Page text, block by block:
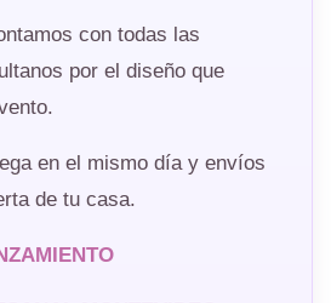
con todas las
por el diseño que
en el mismo día y envíos
de tu casa.